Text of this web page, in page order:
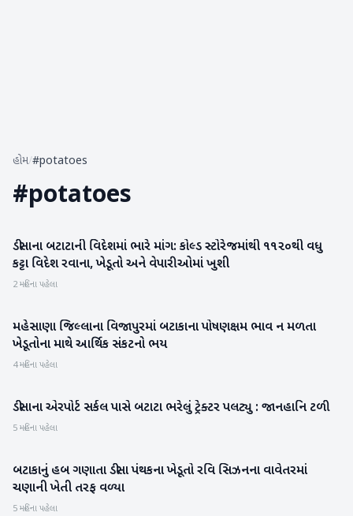
હોમ/#potatoes
#potatoes
બનાસકાંઠા
ડીસાના બટાટાની વિદેશમાં ભારે માંગ: કોલ્ડ સ્ટોરેજમાંથી ૧૧૨૦થી વધુ
કટ્ટા વિદેશ રવાના, ખેડૂતો અને વેપારીઓમાં ખુશી
2 મહિના પહેલા
મહેસાણા
મહેસાણા જિલ્લાના વિજાપુરમાં બટાકાના પોષણક્ષમ ભાવ ન મળતા
ખેડૂતોના માથે આર્થિક સંકટનો ભય
4 મહિના પહેલા
બનાસકાંઠા
ડીસાના એરપોર્ટ સર્કલ પાસે બટાટા ભરેલું ટ્રેક્ટર પલટ્યુ : જાનહાનિ ટળી
5 મહિના પહેલા
બનાસકાંઠા
બટાકાનું હબ ગણાતા ડીસા પંથકના ખેડૂતો રવિ સિઝનના વાવેતરમાં
ચણાની ખેતી તરફ વળ્યા
5 મહિના પહેલા